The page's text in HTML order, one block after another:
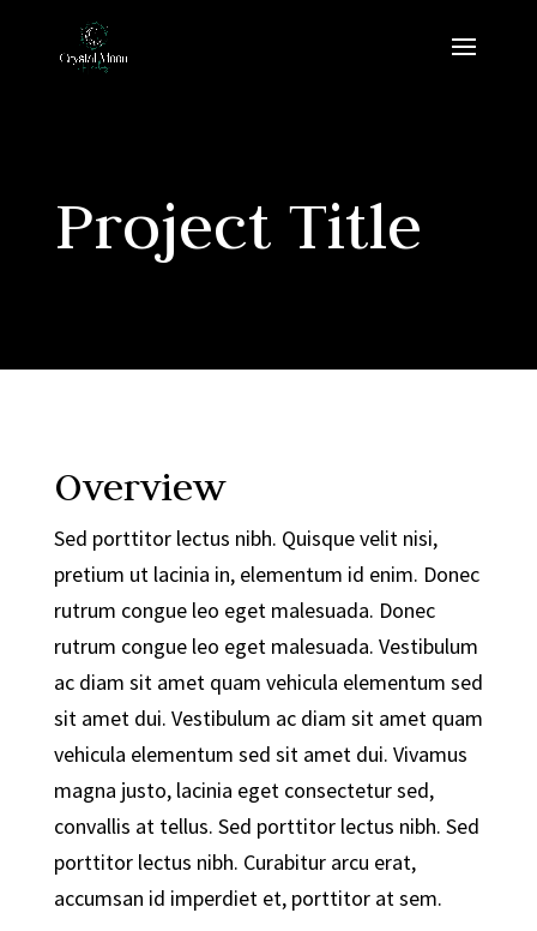
Project Title
Overview
Sed porttitor lectus nibh. Quisque velit nisi,
pretium ut lacinia in, elementum id enim. Donec
rutrum congue leo eget malesuada. Donec
rutrum congue leo eget malesuada. Vestibulum
ac diam sit amet quam vehicula elementum sed
sit amet dui. Vestibulum ac diam sit amet quam
vehicula elementum sed sit amet dui. Vivamus
magna justo, lacinia eget consectetur sed,
convallis at tellus. Sed porttitor lectus nibh. Sed
porttitor lectus nibh. Curabitur arcu erat,
accumsan id imperdiet et, porttitor at sem.